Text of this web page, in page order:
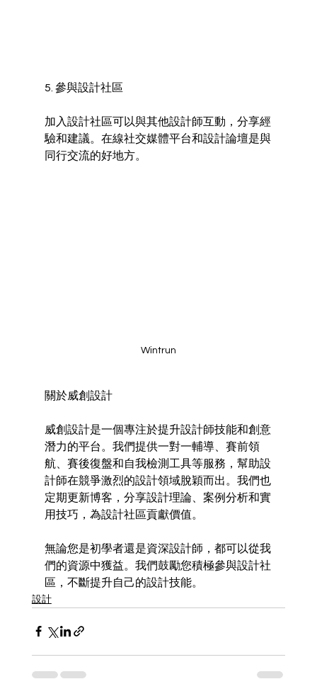
5. 參與設計社區
加入設計社區可以與其他設計師互動，分享經
驗和建議。在線社交媒體平台和設計論壇是與
同行交流的好地方。
Wintrun
關於威創設計
威創設計是一個專注於提升設計師技能和創意
潛力的平台。我們提供一對一輔導、賽前領
航、賽後復盤和自我檢測工具等服務，幫助設
計師在競爭激烈的設計領域脫穎而出。我們也
定期更新博客，分享設計理論、案例分析和實
用技巧，為設計社區貢獻價值。
無論您是初學者還是資深設計師，都可以從我
們的資源中獲益。我們鼓勵您積極參與設計社
區，不斷提升自己的設計技能。
設計